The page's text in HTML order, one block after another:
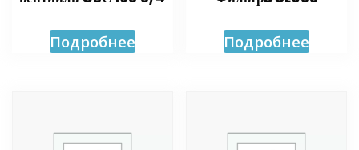
Подробнее Подробнее